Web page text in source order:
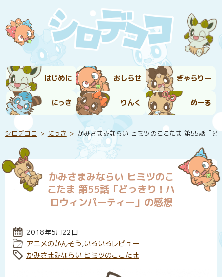
はじめに おしらせ ぎゃらりー
にっき りんく めーる
シロデココ にっき かみさまみならい ヒミツのここたま 第55話「ど
かみさまみならい ヒミツのこ
こたま 第55話「どっきり！ハ
ロウィンパーティー」の感想
投稿日:
2018年5月22日
カテゴリー:
アニメのかんそう,いろいろレビュー
タグ:
かみさまみならい ヒミツのここたま